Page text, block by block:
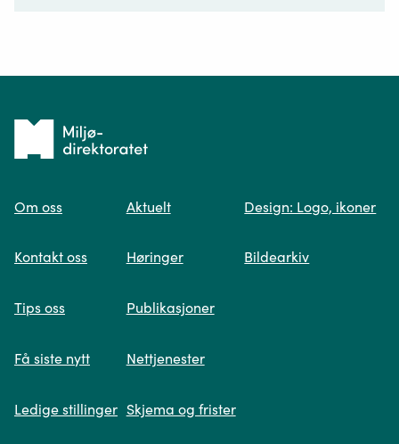
Spør oss
søk og viser deg vår mest relevante
Tilbake
forsiden
Om oss
Kontakt oss
Tips oss
Få siste nytt
Ledige stillinger
Aktuelt
Høringer
Publikasjoner
Nettjenester
Skjema og frister
Design: Logo, ikoner
Bildearkiv